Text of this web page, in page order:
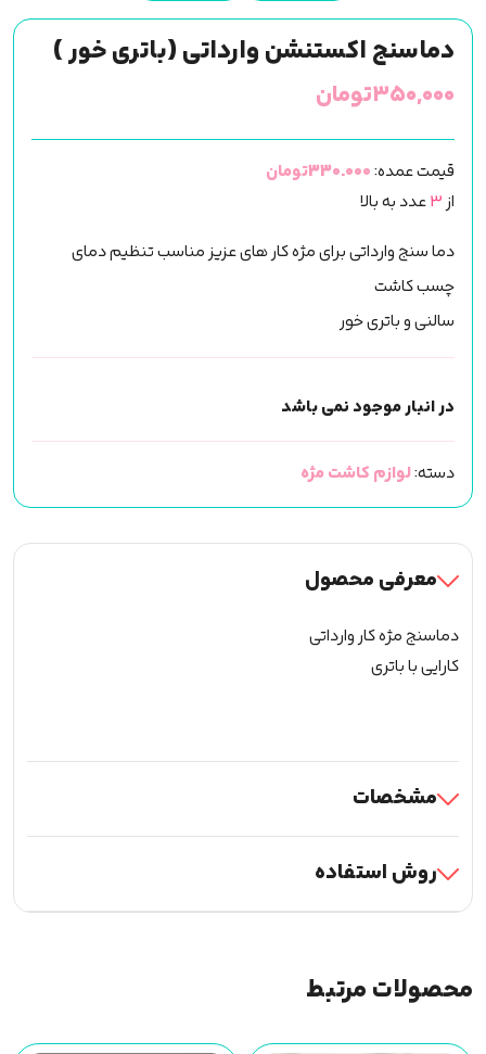
دماسنج اکستنشن وارداتی (باتری خور )
۳۵۰,۰۰۰تومان
قیمت عمده:330.000تومان
از3عدد به بالا
دما سنج وارداتی برای مژه کار های عزیز مناسب تنظیم دمای
چسب کاشت
سالنی و باتری خور
در انبار موجود نمی باشد
دسته:لوازم کاشت مژه
معرفی محصول
دماسنج مژه کار وارداتی
کارایی با باتری
مشخصات
روش استفاده
محصولات مرتبط